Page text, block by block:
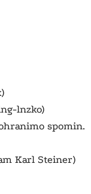
lnzko)
spomin.
Karl Steiner)